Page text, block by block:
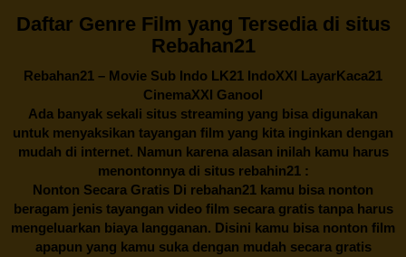
Daftar Genre Film yang Tersedia di situs
Rebahan21
Rebahan21 – Movie Sub Indo LK21 IndoXXI LayarKaca21
CinemaXXI Ganool
Ada banyak sekali situs streaming yang bisa digunakan
untuk menyaksikan tayangan film yang kita inginkan dengan
mudah di internet. Namun karena alasan inilah kamu harus
menontonnya di situs rebahin21 :
Nonton Secara Gratis Di rebahan21 kamu bisa nonton
beragam jenis tayangan video film secara gratis tanpa harus
mengeluarkan biaya langganan. Disini kamu bisa nonton film
apapun yang kamu suka dengan mudah secara gratis